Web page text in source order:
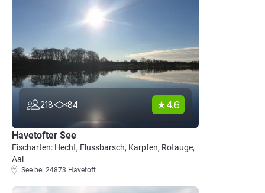
218 84 4.6
Havetofter See
Fischarten: Hecht, Flussbarsch, Karpfen, Rotauge,
Aal
See bei 24873 Havetoft